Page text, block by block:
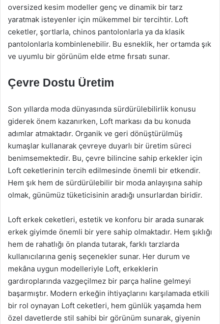
oversized kesim modeller genç ve dinamik bir tarz
yaratmak isteyenler için mükemmel bir tercihtir. Loft
ceketler, şortlarla, chinos pantolonlarla ya da klasik
pantolonlarla kombinlenebilir. Bu esneklik, her ortamda şık
ve uyumlu bir görünüm elde etme fırsatı sunar.
Çevre Dostu Üretim
Son yıllarda moda dünyasında sürdürülebilirlik konusu
giderek önem kazanırken, Loft markası da bu konuda
adımlar atmaktadır. Organik ve geri dönüştürülmüş
kumaşlar kullanarak çevreye duyarlı bir üretim süreci
benimsemektedir. Bu, çevre bilincine sahip erkekler için
Loft ceketlerinin tercih edilmesinde önemli bir etkendir.
Hem şık hem de sürdürülebilir bir moda anlayışına sahip
olmak, günümüz tüketicisinin aradığı unsurlardan biridir.
Loft erkek ceketleri, estetik ve konforu bir arada sunarak
erkek giyimde önemli bir yere sahip olmaktadır. Hem şıklığı
hem de rahatlığı ön planda tutarak, farklı tarzlarda
kullanıcılarına geniş seçenekler sunar. Her durum ve
mekâna uygun modelleriyle Loft, erkeklerin
gardıroplarında vazgeçilmez bir parça haline gelmeyi
başarmıştır. Modern erkeğin ihtiyaçlarını karşılamada etkili
bir rol oynayan Loft ceketleri, hem günlük yaşamda hem
özel davetlerde stil sahibi bir görünüm sunarak, giyenin